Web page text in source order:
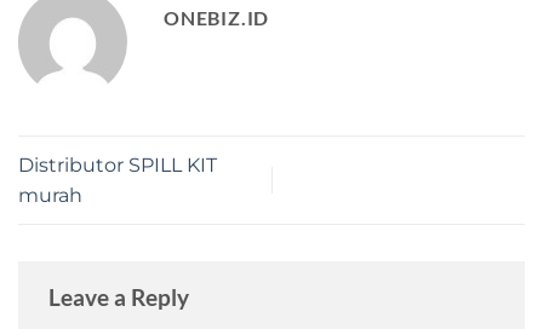
ONEBIZ.ID
Distributor SPILL KIT
murah
Leave a Reply